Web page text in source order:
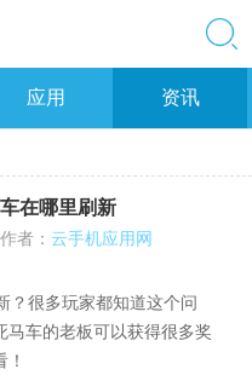
应用 资讯
在哪里刷新
作者： 云手机应用网
？很多玩家都知道这个问
马车的老板可以获得很多奖